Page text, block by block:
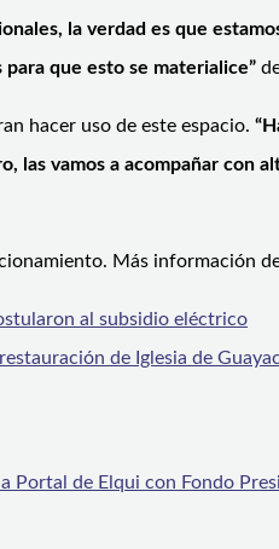
la verdad es que
que esto se materialice”
hacer uso de este espacio.
las vamos a acompañar
Más información
al subsidio eléctrico
de Iglesia de